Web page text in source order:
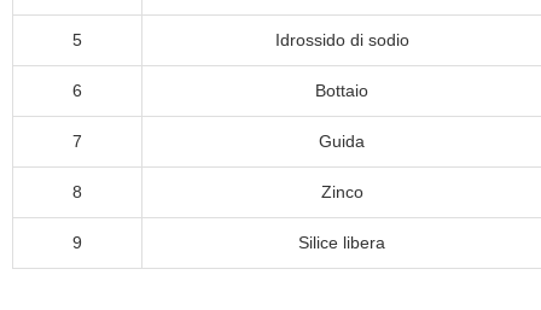
5 Idrossido di sodio
6 Bottaio
7 Guida
8 Zinco
9 Silice libera